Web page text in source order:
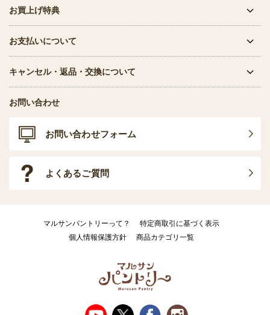
お買上げ特典
お支払いについて
キャンセル・返品・交換について
お問い合わせ
お問い合わせフォーム
よくあるご質問
マルサンパントリーって？
特定商取引に基づく表示
個人情報保護方針
商品カテゴリ一覧